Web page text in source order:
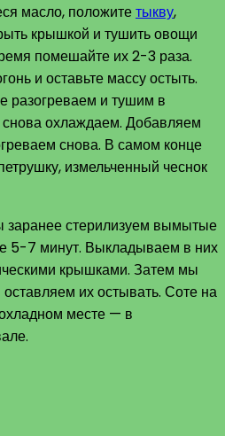
масло, положитетыкву,
крышкой и тушить овощи
помешайте их 2-3 раза.
и оставьте массу остыть.
разогреваем и тушим в
охлаждаем. Добавляем
снова. В самом конце
измельченный чеснок
стерилизуем вымытые
5-7 минут. Выкладываем в них
крышками. Затем мы
их остывать. Соте на
месте — в